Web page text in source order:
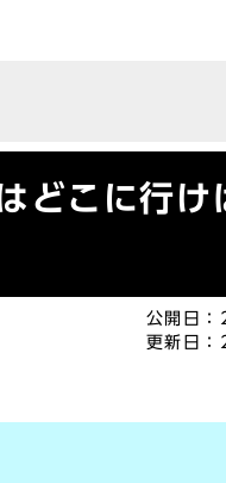
どこに行け
公開日：
更新日：